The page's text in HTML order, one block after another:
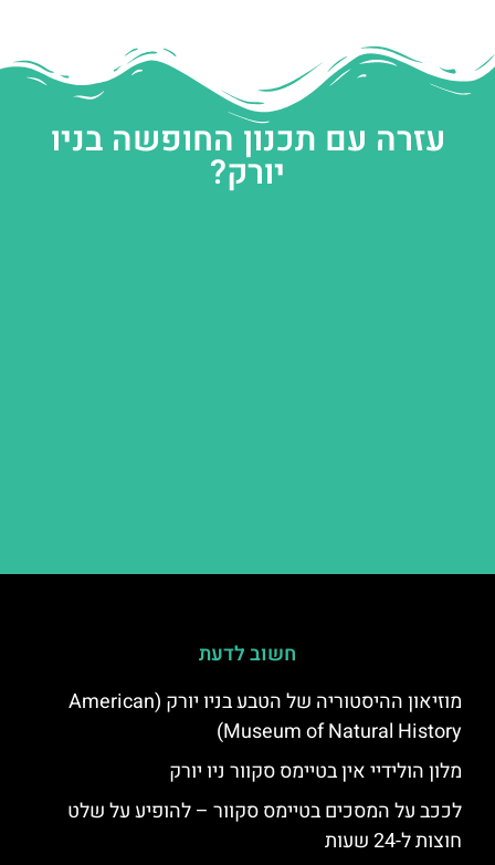
עזרה עם תכנון החופשה בניו
יורק?
חשוב לדעת
מוזיאון ההיסטוריה של הטבע בניו יורק (American
Museum of Natural History)
מלון הולידיי אין בטיימס סקוור ניו יורק
לככב על המסכים בטיימס סקוור – להופיע על שלט
חוצות ל-24 שעות